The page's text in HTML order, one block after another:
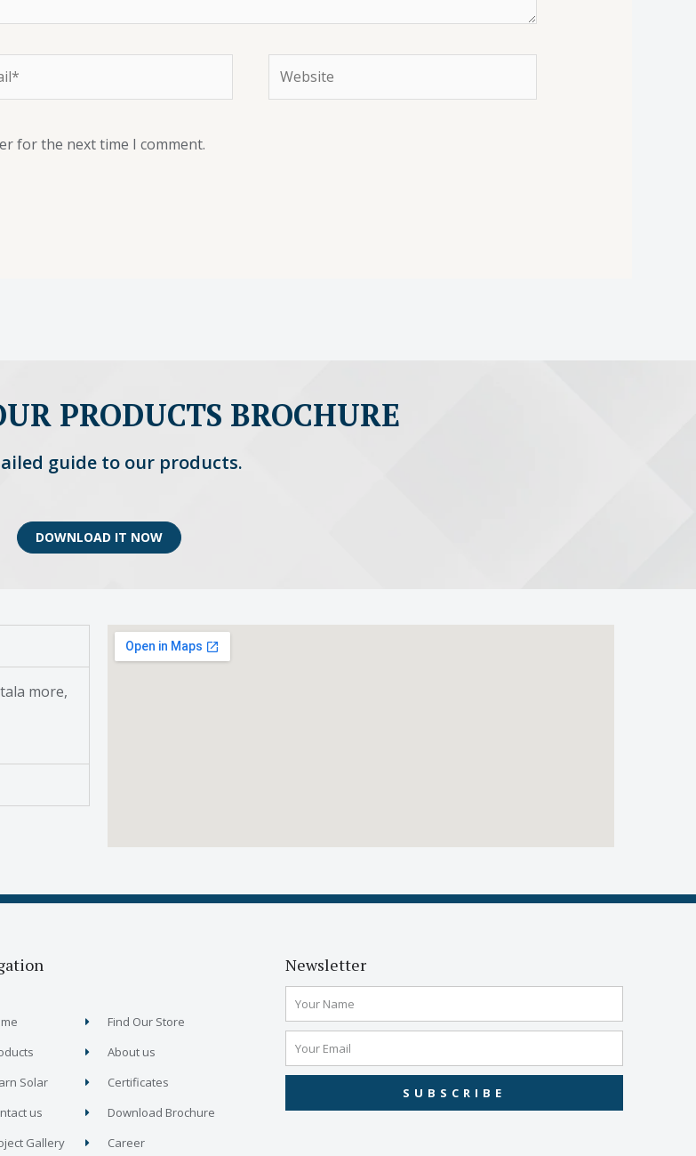
for the next time I comment.
PRODUCTS BROCHURE
guide to our products.
DOWNLOAD IT NOW
more,
Solar
us
Gallery
Find Our Store
About us
Certificates
Download Brochure
Career
Newsletter
SUBSCRIBE